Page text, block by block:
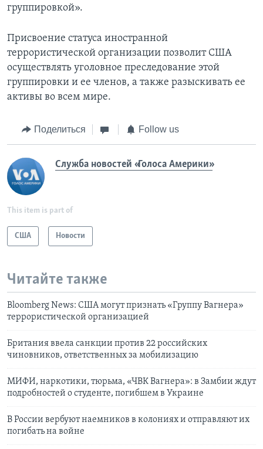
группировкой».
Присвоение статуса иностранной
террористической организации позволит США
осуществлять уголовное преследование этой
группировки и ее членов, а также разыскивать ее
активы во всем мире.
Поделиться Follow us
Служба новостей «Голоса Америки»
This item is part of
США Новости
Читайте также
Bloomberg News: США могут признать «Группу Вагнера»
террористической организацией
Британия ввела санкции против 22 российских
чиновников, ответственных за мобилизацию
МИФИ, наркотики, тюрьма, «ЧВК Вагнера»: в Замбии ждут
подробностей о студенте, погибшем в Украине
В России вербуют наемников в колониях и отправляют их
погибать на войне